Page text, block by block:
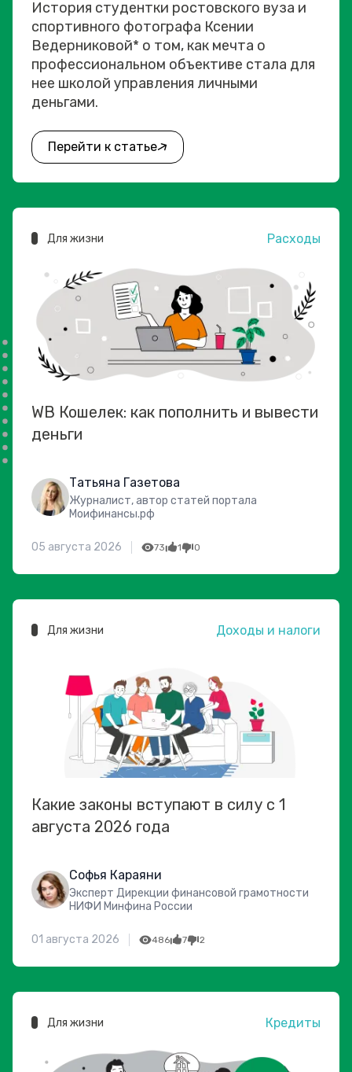
История студентки ростовского вуза и
спортивного фотографа Ксении
Ведерниковой* о том, как мечта о
профессиональном объективе стала для
нее школой управления личными
деньгами.
Перейти к статье
Для жизни Расходы
WB Кошелек: как пополнить и вывести
деньги
Татьяна Газетова
Журналист, автор статей портала
Моифинансы.рф
05 августа 2026 73 1 0
Для жизни Доходы и налоги
Какие законы вступают в силу с 1
августа 2026 года
Софья Караяни
Эксперт Дирекции финансовой грамотности
НИФИ Минфина России
01 августа 2026 486 7 2
Для жизни Кредиты